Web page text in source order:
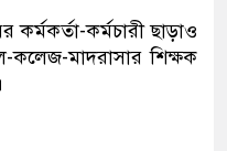
কর্মকর্তা-কর্মচারী ছাড়াও
কলেজ-মাদরাসার শিক্ষক